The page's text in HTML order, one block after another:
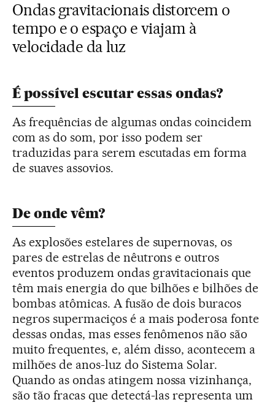
Ondas gravitacionais distorcem o
tempo e o espaço e viajam à
velocidade da luz
É possível escutar essas ondas?
As frequências de algumas ondas coincidem
com as do som, por isso podem ser
traduzidas para serem escutadas em forma
de suaves assovios.
De onde vêm?
As explosões estelares de supernovas, os
pares de estrelas de nêutrons e outros
eventos produzem ondas gravitacionais que
têm mais energia do que bilhões e bilhões de
bombas atômicas. A fusão de dois buracos
negros supermaciços é a mais poderosa fonte
dessas ondas, mas esses fenômenos não são
muito frequentes, e, além disso, acontecem a
milhões de anos-luz do Sistema Solar.
Quando as ondas atingem nossa vizinhança,
são tão fracas que detectá-las representa um